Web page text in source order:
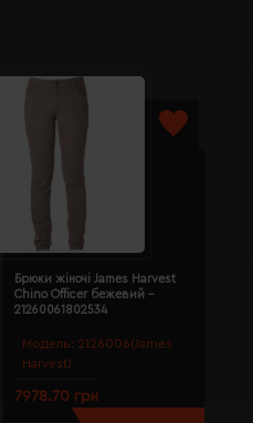
Модель: 2126006(James
Harvest)
Брюки жіночі James Harvest
Chino Officer бежевий -
21260061802534
7978.70 грн